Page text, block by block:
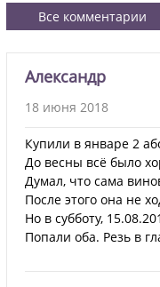
Все комментарии
Александр
18 июня 2018
Купили в январе 2
До весны всё было
Думал, что сама
После этого она не
Но в субботу,
Попали оба. Резь в